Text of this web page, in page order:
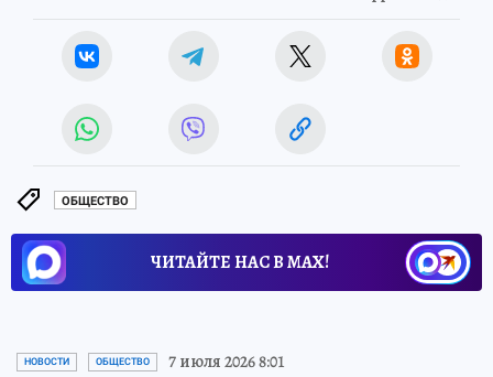
ОБЩЕСТВО
ЧИТАЙТЕ НАС В МАХ!
НОВОСТИ ОБЩЕСТВО 7 июля 2026 8:01